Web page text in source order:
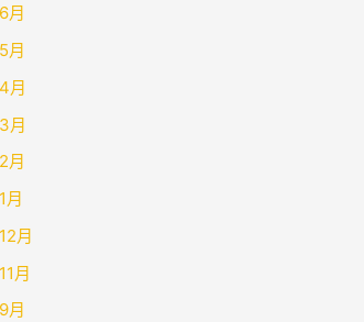
月
月
月
月
月
月
月
月
月